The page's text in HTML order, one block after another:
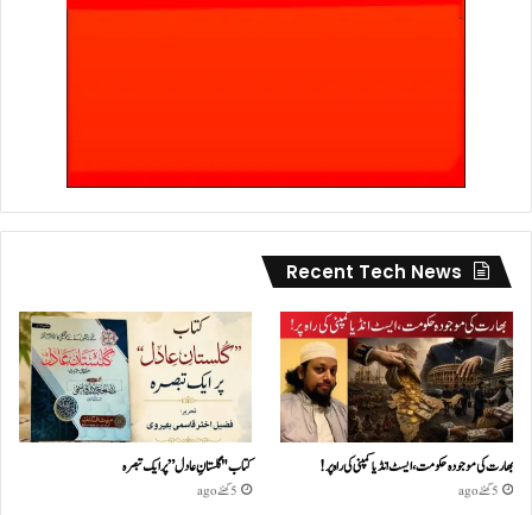
Recent Tech News
بھارت کی موجودہ حکومت،ایسٹ انڈیا کمپنی کی راہ پر!
5 گھنٹے ago
کتاب "گلستانِ عادل” پر ایک تبصرہ
5 گھنٹے ago